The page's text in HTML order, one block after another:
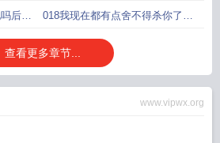
后入 018我现在都有点舍不得杀你了
huolaшu c
查看更多章节...
www.vipwx.org